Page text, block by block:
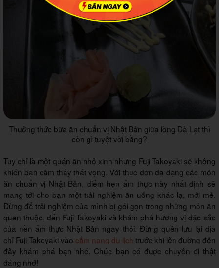
Thưởng thức bữa ăn chuẩn vị Nhật Bản giữa lòng Đà Lạt thì
còn gì tuyệt vời bằng?
Tuy chỉ là một quán ăn nhỏ xinh nhưng Fuji Takoyaki sẽ không
khiến bạn cảm thấy thất vọng. Với thực đơn đa dạng các món
ăn chuẩn vị Nhật Bản, điểm hẹn ẩm thực này nhất định sẽ
mang tới cho bạn một trải nghiệm ăn uống khác lạ, mới mẻ.
Đừng để trải nghiệm của mình bị gói gọn trong những món ăn
quen thuộc, đến Fuji Takoyaki và khám phá hương vị đặc sắc
của nền ẩm thực Nhật Bản ngay thôi. Đừng quên lưu lại địa
chỉ Fuji Takoyaki vào cẩm nang du lịch trước khi lên đường đến
đây khám phá bạn nhé. Chúc bạn có được chuyến đi thật
đáng nhớ!